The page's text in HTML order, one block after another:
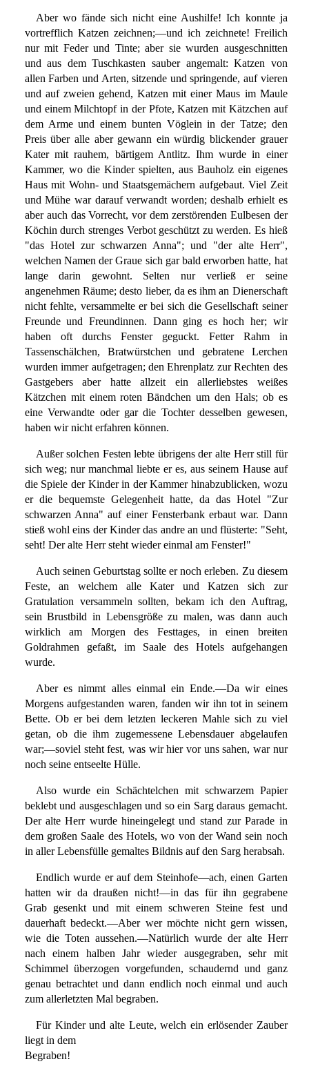
Aber wo fände sich nicht eine Aushilfe! Ich konnte ja
vortrefflich Katzen zeichnen;—und ich zeichnete! Freilich
nur mit Feder und Tinte; aber sie wurden ausgeschnitten
und aus dem Tuschkasten sauber angemalt: Katzen von
allen Farben und Arten, sitzende und springende, auf vieren
und auf zweien gehend, Katzen mit einer Maus im Maule
und einem Milchtopf in der Pfote, Katzen mit Kätzchen auf
dem Arme und einem bunten Vöglein in der Tatze; den
Preis über alle aber gewann ein würdig blickender grauer
Kater mit rauhem, bärtigem Antlitz. Ihm wurde in einer
Kammer, wo die Kinder spielten, aus Bauholz ein eigenes
Haus mit Wohn- und Staatsgemächern aufgebaut. Viel Zeit
und Mühe war darauf verwandt worden; deshalb erhielt es
aber auch das Vorrecht, vor dem zerstörenden Eulbesen der
Köchin durch strenges Verbot geschützt zu werden. Es hieß
"das Hotel zur schwarzen Anna"; und "der alte Herr",
welchen Namen der Graue sich gar bald erworben hatte, hat
lange darin gewohnt. Selten nur verließ er seine
angenehmen Räume; desto lieber, da es ihm an Dienerschaft
nicht fehlte, versammelte er bei sich die Gesellschaft seiner
Freunde und Freundinnen. Dann ging es hoch her; wir
haben oft durchs Fenster geguckt. Fetter Rahm in
Tassenschälchen, Bratwürstchen und gebratene Lerchen
wurden immer aufgetragen; den Ehrenplatz zur Rechten des
Gastgebers aber hatte allzeit ein allerliebstes weißes
Kätzchen mit einem roten Bändchen um den Hals; ob es
eine Verwandte oder gar die Tochter desselben gewesen,
haben wir nicht erfahren können.
Außer solchen Festen lebte übrigens der alte Herr still für
sich weg; nur manchmal liebte er es, aus seinem Hause auf
die Spiele der Kinder in der Kammer hinabzublicken, wozu
er die bequemste Gelegenheit hatte, da das Hotel "Zur
schwarzen Anna" auf einer Fensterbank erbaut war. Dann
stieß wohl eins der Kinder das andre an und flüsterte: "Seht,
seht! Der alte Herr steht wieder einmal am Fenster!"
Auch seinen Geburtstag sollte er noch erleben. Zu diesem
Feste, an welchem alle Kater und Katzen sich zur
Gratulation versammeln sollten, bekam ich den Auftrag,
sein Brustbild in Lebensgröße zu malen, was dann auch
wirklich am Morgen des Festtages, in einen breiten
Goldrahmen gefaßt, im Saale des Hotels aufgehangen
wurde.
Aber es nimmt alles einmal ein Ende.—Da wir eines
Morgens aufgestanden waren, fanden wir ihn tot in seinem
Bette. Ob er bei dem letzten leckeren Mahle sich zu viel
getan, ob die ihm zugemessene Lebensdauer abgelaufen
war;—soviel steht fest, was wir hier vor uns sahen, war nur
noch seine entseelte Hülle.
Also wurde ein Schächtelchen mit schwarzem Papier
beklebt und ausgeschlagen und so ein Sarg daraus gemacht.
Der alte Herr wurde hineingelegt und stand zur Parade in
dem großen Saale des Hotels, wo von der Wand sein noch
in aller Lebensfülle gemaltes Bildnis auf den Sarg herabsah.
Endlich wurde er auf dem Steinhofe—ach, einen Garten
hatten wir da draußen nicht!—in das für ihn gegrabene
Grab gesenkt und mit einem schweren Steine fest und
dauerhaft bedeckt.—Aber wer möchte nicht gern wissen,
wie die Toten aussehen.—Natürlich wurde der alte Herr
nach einem halben Jahr wieder ausgegraben, sehr mit
Schimmel überzogen vorgefunden, schaudernd und ganz
genau betrachtet und dann endlich noch einmal und auch
zum allerletzten Mal begraben.
Für Kinder und alte Leute, welch ein erlösender Zauber
liegt in dem
Begraben!